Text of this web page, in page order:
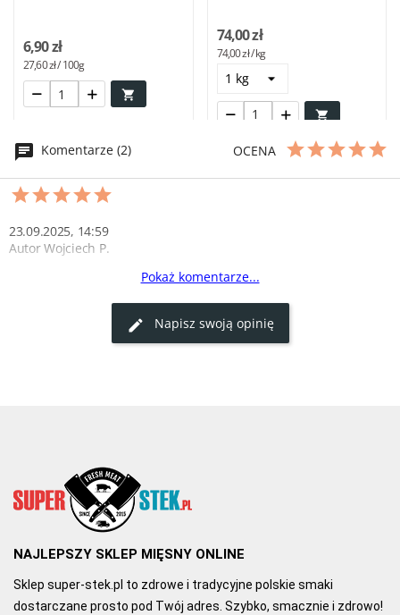

6,90 zł
27,60 zł / 100g

74,00 zł
74,00 zł / kg
Komentarze (2) OCENA
23.09.2025, 14:59
Autor Wojciech P.
Super smak warto wrócić do smaków z dzieciństwa
Gęś na medal
Gęś tuszka z podrobami to produkt najwyższej jakości. Mięso jest
soczyste, a podroby idealne do zup i pasztetów. Polecam każdemu
miłośnikowi gęsiny.
0
0
Pokaż komentarze...
Napisz swoją opinię
NAJLEPSZY SKLEP MIĘSNY ONLINE
Sklep super-stek.pl to zdrowe i tradycyjne polskie smaki
dostarczane prosto pod Twój adres. Szybko, smacznie i zdrowo!